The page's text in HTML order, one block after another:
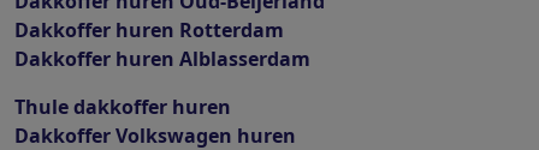
Dakkoffer huren Rotterdam
Dakkoffer huren Alblasserdam
Thule dakkoffer huren
Dakkoffer Volkswagen huren